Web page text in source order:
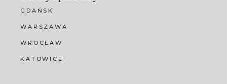
GDAŃSK
WARSZAWA
WROCŁAW
KATOWICE